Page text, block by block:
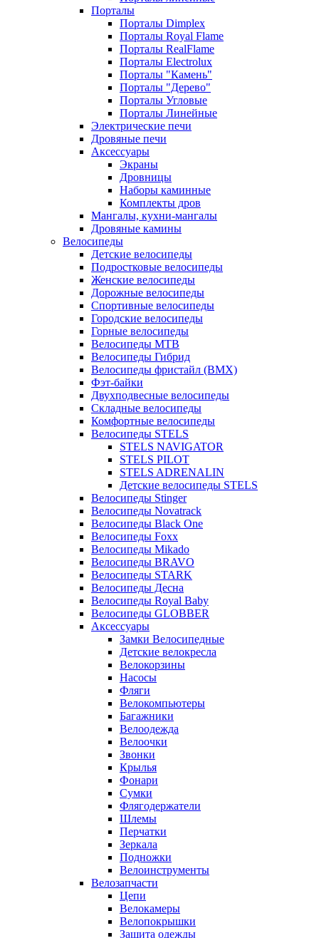
Порталы
Порталы Dimplex
Порталы Royal Flame
Порталы RealFlame
Порталы Electrolux
Порталы "Камень"
Порталы "Дерево"
Порталы Угловые
Порталы Линейные
Электрические печи
Дровяные печи
Аксессуары
Экраны
Дровницы
Наборы каминные
Комплекты дров
Мангалы, кухни-мангалы
Дровяные камины
Велосипеды
Детские велосипеды
Подростковые велосипеды
Женские велосипеды
Дорожные велосипеды
Спортивные велосипеды
Городские велосипеды
Горные велосипеды
Велосипеды MTB
Велосипеды Гибрид
Велосипеды фристайл (BMX)
Фэт-байки
Двухподвесные велосипеды
Складные велосипеды
Комфортные велосипеды
Велосипеды STELS
STELS NAVIGATOR
STELS PILOT
STELS ADRENALIN
Детские велосипеды STELS
Велосипеды Stinger
Велосипеды Novatrack
Велосипеды Black One
Велосипеды Foxx
Велосипеды Mikado
Велосипеды BRAVO
Велосипеды STARK
Велосипеды Десна
Велосипеды Royal Baby
Велосипеды GLOBBER
Аксессуары
Замки Велосипедные
Детские велокресла
Велокорзины
Насосы
Фляги
Велокомпьютеры
Багажники
Велоодежда
Велоочки
Звонки
Крылья
Фонари
Сумки
Флягодержатели
Шлемы
Перчатки
Зеркала
Подножки
Велоинструменты
Велозапчасти
Цепи
Велокамеры
Велопокрышки
Защита одежды